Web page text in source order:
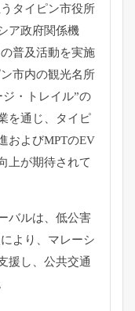
タイピン市役所
ア政府関係機
普及活動を実施
市内の観光名所
・トレイル”の
を通じ、タイピ
およびMPTのEV
上が期待されて
バルは、低公害
より、マレーシ
援し、公共交通